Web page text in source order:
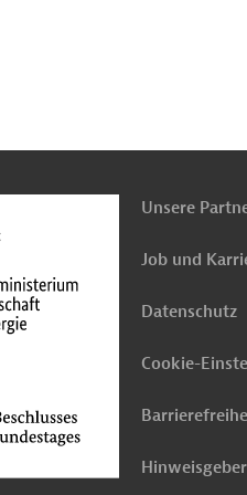
Unsere
Job und
Datenschutz
Cookie-